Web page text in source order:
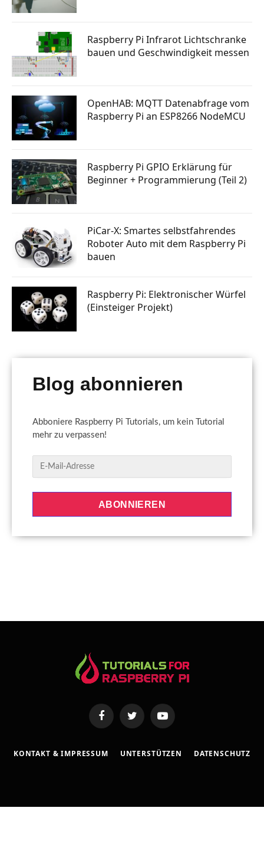
Raspberry Pi Infrarot Lichtschranke
bauen und Geschwindigkeit messen
OpenHAB: MQTT Datenabfrage vom
Raspberry Pi an ESP8266 NodeMCU
Raspberry Pi GPIO Erklärung für
Beginner + Programmierung (Teil 2)
PiCar-X: Smartes selbstfahrendes
Roboter Auto mit dem Raspberry Pi
bauen
Raspberry Pi: Elektronischer Würfel
(Einsteiger Projekt)
Blog abonnieren
Abboniere Raspberry Pi Tutorials, um kein Tutorial
mehr zu verpassen!
-
ABONNIEREN
FacebookTwitter YouTube
KONTAKT & IMPRESSUM UNTERSTÜTZEN DATENSCHUTZ